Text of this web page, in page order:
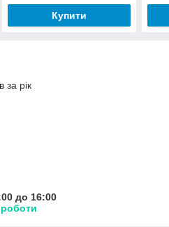
Купити
за рік
до 16:00